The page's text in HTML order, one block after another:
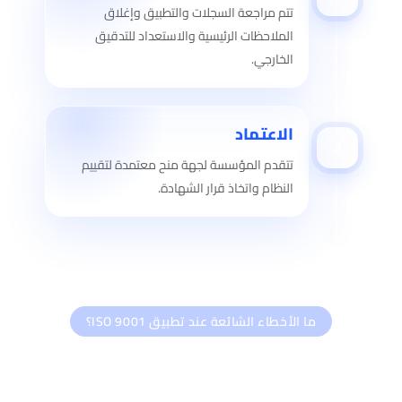
تتم مراجعة السجلات والتطبيق وإغلاق
الملاحظات الرئيسية والاستعداد للتدقيق
الخارجي.
الاعتماد
تتقدم المؤسسة لجهة منح معتمدة لتقييم
النظام واتخاذ قرار الشهادة.
ما الأخطاء الشائعة عند تطبيق ISO 9001؟